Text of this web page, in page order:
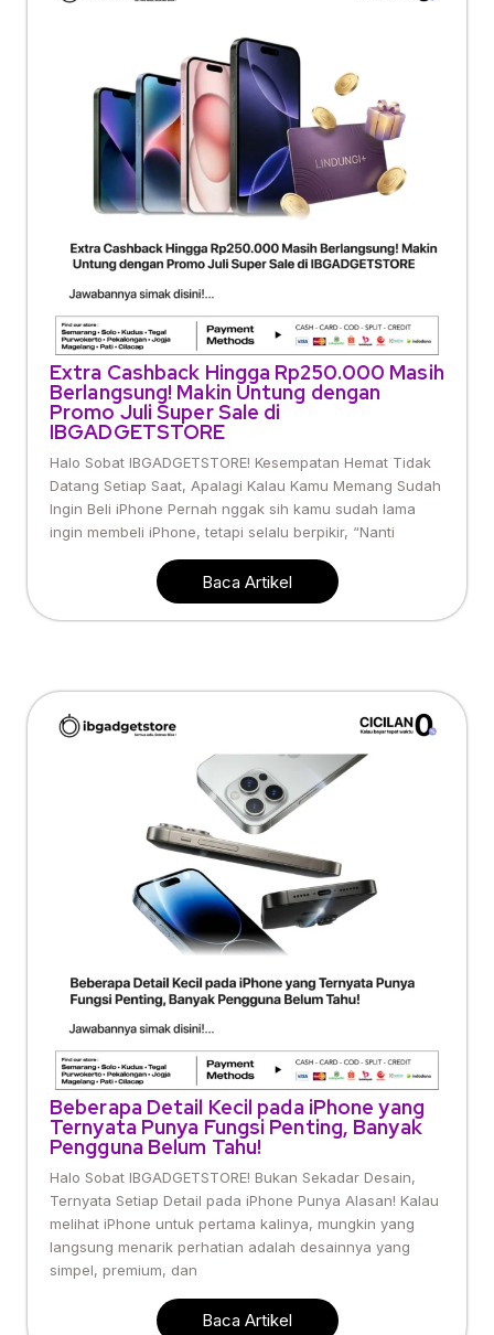
Extra Cashback Hingga Rp250.000 Masih
Berlangsung! Makin Untung dengan
Promo Juli Super Sale di
IBGADGETSTORE
Halo Sobat IBGADGETSTORE! Kesempatan Hemat Tidak
Datang Setiap Saat, Apalagi Kalau Kamu Memang Sudah
Ingin Beli iPhone Pernah nggak sih kamu sudah lama
ingin membeli iPhone, tetapi selalu berpikir, “Nanti
Baca Artikel
Beberapa Detail Kecil pada iPhone yang
Ternyata Punya Fungsi Penting, Banyak
Pengguna Belum Tahu!
Halo Sobat IBGADGETSTORE! Bukan Sekadar Desain,
Ternyata Setiap Detail pada iPhone Punya Alasan! Kalau
melihat iPhone untuk pertama kalinya, mungkin yang
langsung menarik perhatian adalah desainnya yang
simpel, premium, dan
Baca Artikel